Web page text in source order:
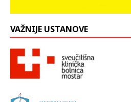
VAŽNIJE USTANOVE